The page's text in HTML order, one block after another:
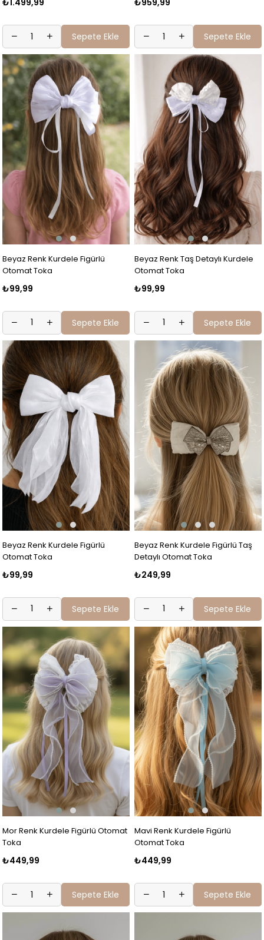
₺1.499,99
Sepete Ekle
₺959,99
Sepete Ekle
Beyaz Renk Kurdele Figürlü
Otomat Toka
₺99,99
Sepete Ekle
Beyaz Renk Taş Detaylı Kurdele
Otomat Toka
₺99,99
Sepete Ekle
Beyaz Renk Kurdele Figürlü
Otomat Toka
₺99,99
Sepete Ekle
Beyaz Renk Kurdele Figürlü Taş
Detaylı Otomat Toka
₺249,99
Sepete Ekle
Mor Renk Kurdele Figürlü Otomat
Toka
₺449,99
Sepete Ekle
Mavi Renk Kurdele Figürlü
Otomat Toka
₺449,99
Sepete Ekle